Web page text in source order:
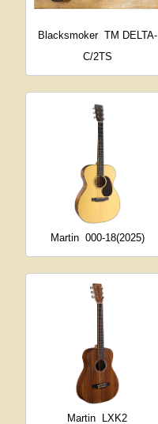
Blacksmoker TM DELTA-
C/2TS
Martin 000-18(2025)
Martin LXK2